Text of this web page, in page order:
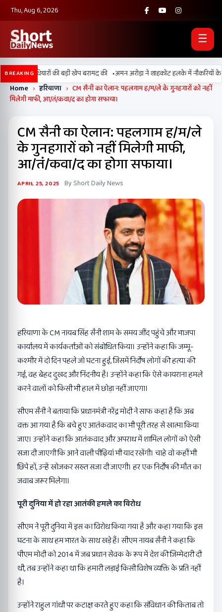
Thu, Aug 6, 2026
☰
BREAKING
ने हथियारों की बड़ी खेप बरामद की •अमन अरोड़ा ने शाहकोट हलके में नौकरियों के
Home › हरियाणा › CM सैनी का ऐलान: पहलगाम ह/म/ले के गुनहगारों को नहीं
मिलेगी माफी, आ/तं/कवा/द का होगा सफाया।
CM सैनी का ऐलान: पहलगाम ह/म/ले
के गुनहगारों को नहीं मिलेगी माफी,
आ/तं/कवा/द का होगा सफाया।
APRIL 25, 2025 By Short Daily News
हरियाणा के CM नायब सिंह सैनी शाम के समय जींद पहुंचे और भाजपा
कार्यालय में कार्यकर्ताओं को संबोधित किया। उन्होंने कहा कि जम्मू-
कश्मीर में दो दिन पहले जो घटना हुई, जिसमें निर्दोष लोगों की हत्या की
गई, वह बेहद दुखद और निंदनीय है। उन्होंने कहा कि ऐसे कायराना हमले
करने वालों को किसी भी हाल में छोड़ा नहीं जाएगा।
सीएम सैनी ने बताया कि प्रधानमंत्री नरेंद्र मोदी ने साफ कहा है कि अब
वक्त आ गया है कि बचे हुए आतंकवाद का भी पूरी तरह से खात्मा किया
जाए। उन्होंने कहा कि आतंकवाद और अपराध में शामिल लोगों को ऐसी
सजा दी जाएगी कि आने वाली पीढ़ियां भी याद रखेंगी। चाहे वो कहीं भी
छिपे हों, उन्हें खोजकर सख्त सजा दी जाएगी। हर एक निर्दोष की मौत का
जवाब जरूर मिलेगा।
पूरी दुनिया में हो रहा आतंकी हमले का विरोध
सीएम ने पूरी दुनिया में इस का विरोध किया गया है और कहा गया कि इस
घटना के साथ हम भारत के साथ खड़े हैं। सीएम नायब सैनी ने कहा कि
पीएम मोदी को 2014 में जब प्रधान सेवक के रूप में देश की जिम्मेदारी दी
थी, तब उन्होंने कहा था कि हमारी लड़ाई किसी विशेष व्यक्ति के प्रति नहीं
है।
उन्होंने राहुल गांधी पर कटाक्ष करते हुए कहा कि संविधान की किताब तो